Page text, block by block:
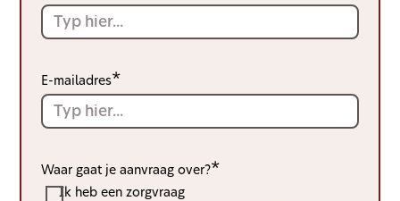
E-mailadres
Waar gaat je aanvraag over?
Ik heb een zorgvraag